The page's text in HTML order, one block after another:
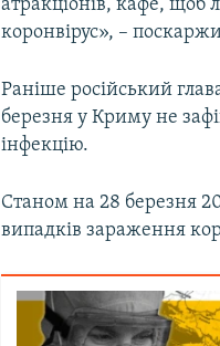
атракціонів, кафе, щоб
коронвірус», –
Раніше російський
березня у Криму не
інфекцію.
Станом на 28 березня
випадків зараження